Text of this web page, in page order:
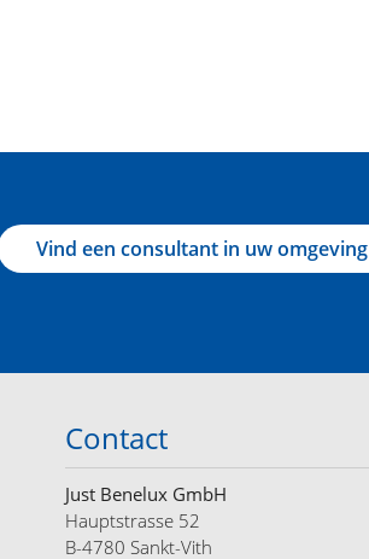
Vind een consultant in uw omgeving
Contact
Just Benelux GmbH
Hauptstrasse 52
B-4780 Sankt-Vith